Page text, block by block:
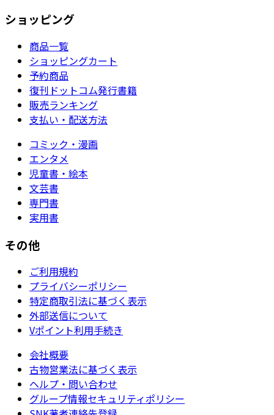
ショッピング
商品一覧
ショッピングカート
予約商品
復刊ドットコム発行書籍
販売ランキング
支払い・配送方法
コミック・漫画
エンタメ
児童書・絵本
文芸書
専門書
実用書
その他
ご利用規約
プライバシーポリシー
特定商取引法に基づく表示
外部送信について
Vポイント利用手続き
会社概要
古物営業法に基づく表示
ヘルプ・問い合わせ
グループ情報セキュリティポリシー